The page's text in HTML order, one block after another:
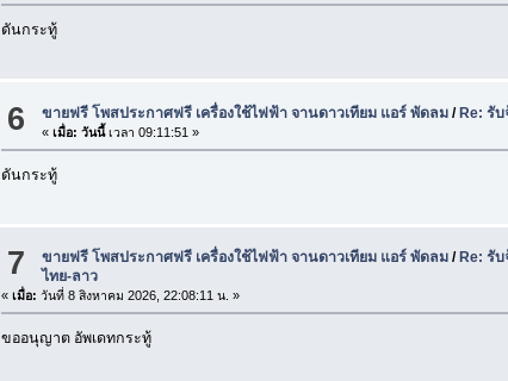
ดันกระทู้
6 ขายฟรี โพสประกาศฟรี เครื่องใช้ไฟฟ้า จานดาวเทียม แอร์ พัดลม /Re: รั
«เมื่อ: วันนี้เวลา 09:11:51 »
ดันกระทู้
7 ขายฟรี โพสประกาศฟรี เครื่องใช้ไฟฟ้า จานดาวเทียม แอร์ พัดลม / Re: รั
ไทย-ลาว
« เมื่อ: วันที่ 8 สิงหาคม 2026, 22:08:11 น. »
ขออนุญาต อัพเดทกระทู้